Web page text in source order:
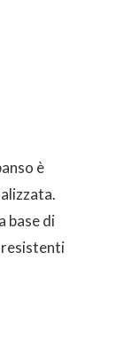
è
base di
resistenti